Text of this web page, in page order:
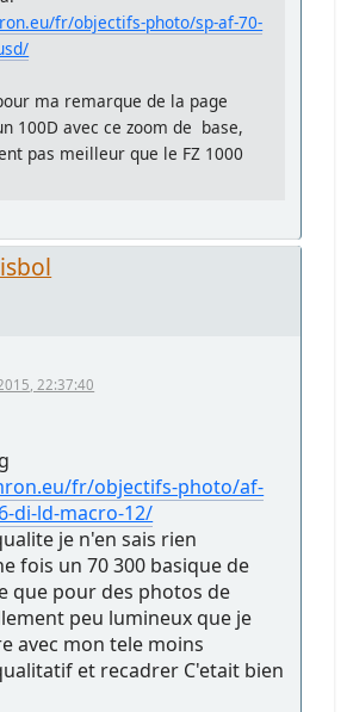
fr/objectifs-photo/sp-af-70-
ma remarque de la page
100D avec ce zoom de base,
pas meilleur que le FZ 1000
22:37:40
fr/objectifs-photo/af-
di-ld-macro-12/
je n'en sais rien
fois un 70 300 basique de
que pour des photos de
peu lumineux que je
avec mon tele moins
et recadrer C'etait bien